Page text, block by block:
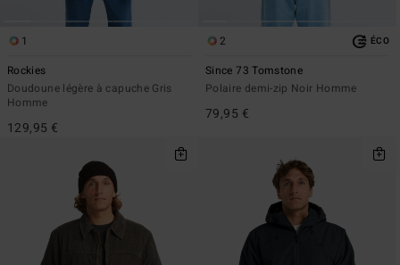
1
Rockies
Doudoune légère à capuche Gris
Homme
129,95 €
2 ÉCO
Since 73 Tomstone
Polaire demi-zip Noir Homme
79,95 €